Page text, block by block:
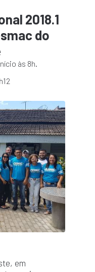
2018.1
do
às 8h.
em